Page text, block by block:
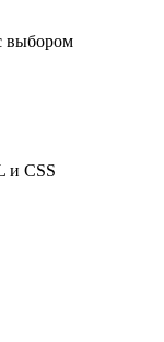
выбором
и CSS